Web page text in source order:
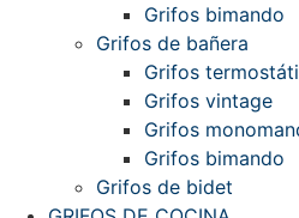
Grifos bimando
Grifos de bañera
Grifos
Grifos vintage
Grifos
Grifos bimando
Grifos de bidet